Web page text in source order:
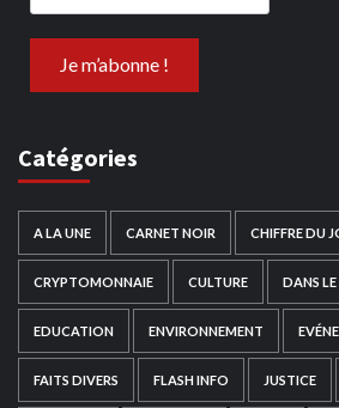
Catégories
A LA UNE CARNET NOIR CHIFFRE DU
CRYPTOMONNAIE CULTURE DANS
EDUCATION ENVIRONNEMENT
FAITS DIVERS FLASH INFO JUSTICE